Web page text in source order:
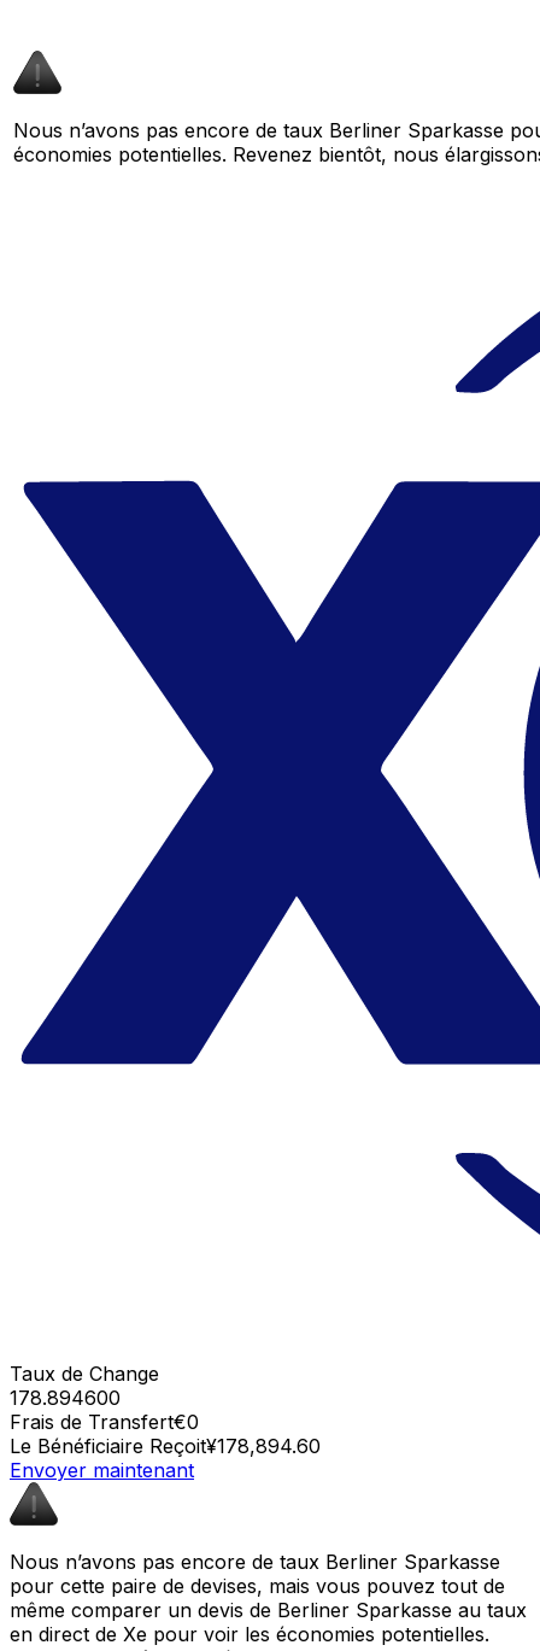
Nous n’avons pas encore de taux Berliner Sparkasse
économies potentielles. Revenez bientôt, nous
Taux de Change
178.894600
Frais de Transfert€0
Le Bénéficiaire Reçoit¥178,894.60
Envoyer maintenant
Nous n’avons pas encore de taux Berliner Sparkasse
pour cette paire de devises, mais vous pouvez tout de
même comparer un devis de Berliner Sparkasse au taux
en direct de Xe pour voir les économies potentielles.